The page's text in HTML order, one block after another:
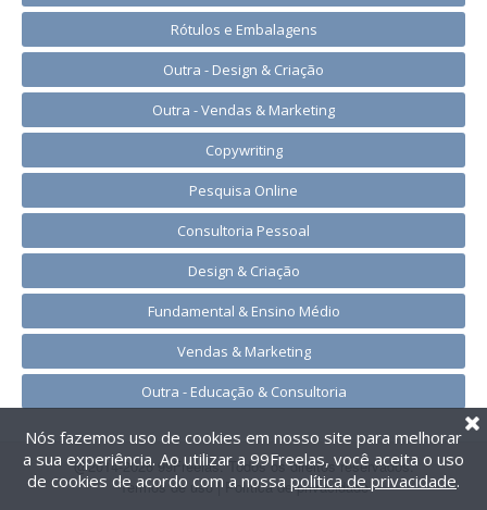
Rótulos e Embalagens
Outra - Design & Criação
Outra - Vendas & Marketing
Copywriting
Pesquisa Online
Consultoria Pessoal
Design & Criação
Fundamental & Ensino Médio
Vendas & Marketing
Outra - Educação & Consultoria
@2014-2026 99Freelas. Todos os direitos reservados.
Termos de uso| Política de privacidade
Nós fazemos uso de cookies em nosso site para melhorar
a sua experiência. Ao utilizar a 99Freelas, você aceita o uso
de cookies de acordo com a nossa política de privacidade.